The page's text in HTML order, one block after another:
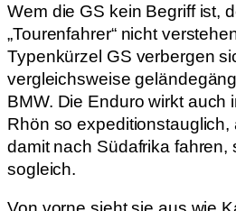
Wem die GS kein Begriff ist,
„Tourenfahrer“ nicht
Typenkürzel GS verbergen
vergleichsweise
BMW. Die Enduro wirkt auch
Rhön so expeditionstauglich,
damit nach Südafrika fahren,
sogleich.